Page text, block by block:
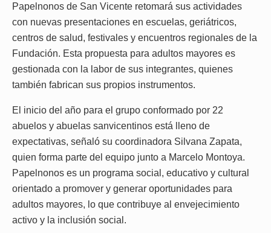
Papelnonos de San Vicente retomará sus actividades
con nuevas presentaciones en escuelas, geriátricos,
centros de salud, festivales y encuentros regionales de la
Fundación. Esta propuesta para adultos mayores es
gestionada con la labor de sus integrantes, quienes
también fabrican sus propios instrumentos.
El inicio del año para el grupo conformado por 22
abuelos y abuelas sanvicentinos está lleno de
expectativas, señaló su coordinadora Silvana Zapata,
quien forma parte del equipo junto a Marcelo Montoya.
Papelnonos es un programa social, educativo y cultural
orientado a promover y generar oportunidades para
adultos mayores, lo que contribuye al envejecimiento
activo y la inclusión social.